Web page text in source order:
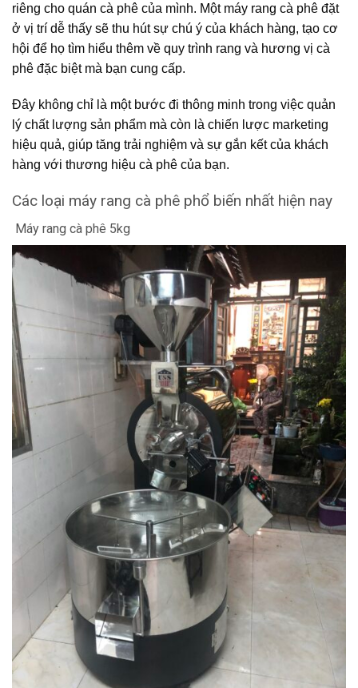
riêng cho quán cà phê của mình. Một máy rang cà phê đặt
ở vị trí dễ thấy sẽ thu hút sự chú ý của khách hàng, tạo cơ
hội để họ tìm hiểu thêm về quy trình rang và hương vị cà
phê đặc biệt mà bạn cung cấp.
Đây không chỉ là một bước đi thông minh trong việc quản
lý chất lượng sản phẩm mà còn là chiến lược marketing
hiệu quả, giúp tăng trải nghiệm và sự gắn kết của khách
hàng với thương hiệu cà phê của bạn.
Các loại máy rang cà phê phổ biến nhất hiện nay
Máy rang cà phê 5kg